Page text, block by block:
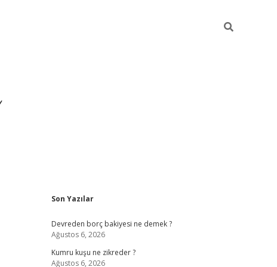
Sidebar
Son Yazılar
Devreden borç bakiyesi ne demek ?
Ağustos 6, 2026
Kumru kuşu ne zikreder ?
Ağustos 6, 2026